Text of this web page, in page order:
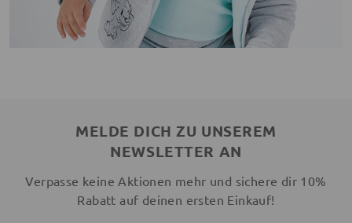
MELDE DICH ZU UNSEREM
NEWSLETTER AN
Verpasse keine Aktionen mehr und sichere dir 10%
Rabatt auf deinen ersten Einkauf!